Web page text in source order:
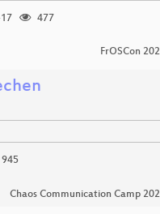
477
FrOSCon
945
Chaos Communication Camp